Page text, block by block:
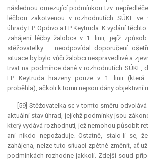
následnou omezující podmínkou tzv.
léčbou zakotvenou v rozhodnutích SÚKL
úhrady LP Opdivo a LP Keytruda. K vydání
zahájení léčby žalobce v 1. linii, jejíž
stěžovatelky – neodpovídal doporučení
situace by bylo vůči žalobci nespravedlivé a
trvat na podmínce dané v rozhodnutích SÚKL,
LP Keytruda hrazeny pouze v 1. linii
proběhla), ačkoli k tomu nejsou dány objektivní
[59] Stěžovatelka se v tomto směru
aktuální stav úhrad, jejichž podmínky jsou
který vydává rozhodnutí, jež nemohou působit
ani nikdo nepožaduje. Ostatně, stalo-li se,
zahájena, nelze tuto situaci zpětně změnit, ať
podmínkách rozhodne jakkoli. Zdejší soud